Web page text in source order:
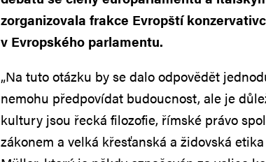
zorganizovala frakce Evropští
v Evropského parlamentu.
„Na tuto otázku by se dalo odpovědět
nemohu předpovídat budoucnost, ale je
kultury jsou řecká filozofie, římské právo
zákonem a velká křesťanská a židovská